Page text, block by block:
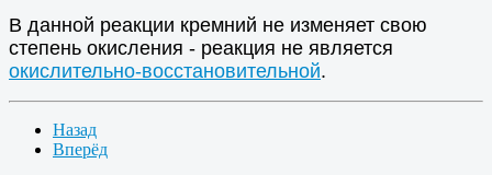
В данной реакции кремний не изменяет свою
степень окисления - реакция не является
окислительно-восстановительной.
Назад
Вперёд